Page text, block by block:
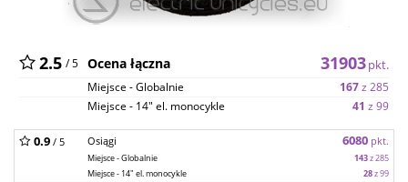
2.5 / 5 Ocena łączna 31903pkt.
167 z 285
Miejsce - Globalnie
41 z 99
Miejsce - 14" el. monocykle
0.9 / 5 Osiągi 6080 pkt.
143z 285
Miejsce - Globalnie
28z 99
Miejsce - 14" el. monocykle